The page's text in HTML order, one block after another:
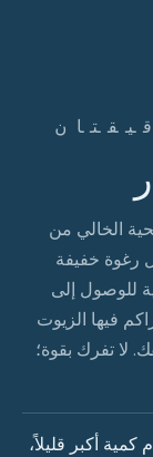
الخالي من
رغوة خفيفة
للوصول إلى
فيها الزيوت
لا تفرك بقوة؛
أكبر قليلاً،